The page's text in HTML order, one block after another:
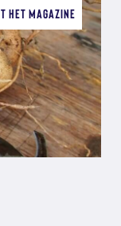
HET MAGAZINE